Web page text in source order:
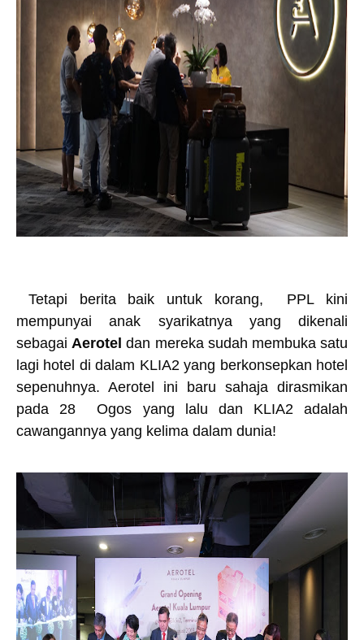
Tetapi berita baik untuk korang, PPL kini
mempunyai anak syarikatnya yang dikenali
sebagaiAerotel dan mereka sudah membuka satu
lagi hotel di dalam KLIA2 yang berkonsepkan hotel
sepenuhnya. Aerotel ini baru sahaja dirasmikan
pada 28 Ogos yang lalu dan KLIA2 adalah
cawangannya yang kelima dalam dunia!